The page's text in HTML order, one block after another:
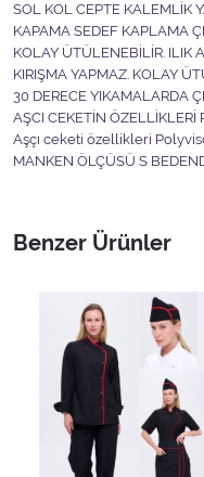
SOL KOL CEPTE KALEMLİK
KAPAMA SEDEF KAPLAMA
KOLAY ÜTÜLENEBİLİR. ILIK
KIRIŞMA YAPMAZ. KOLAY
30 DERECE YIKAMALARDA
AŞCI CEKETİN ÖZELLİKLERİ
Aşçı ceketi özellikleri
MANKEN ÖLÇÜSÜ S
Benzer Ürünler